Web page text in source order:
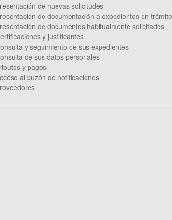
de nuevas solicitudes
de documentación a expedientes en trámite
de documentos habitualmente solicitados
y justificantes
y seguimiento de sus expedientes
de sus datos personales
y pagos
al buzón de notificaciones